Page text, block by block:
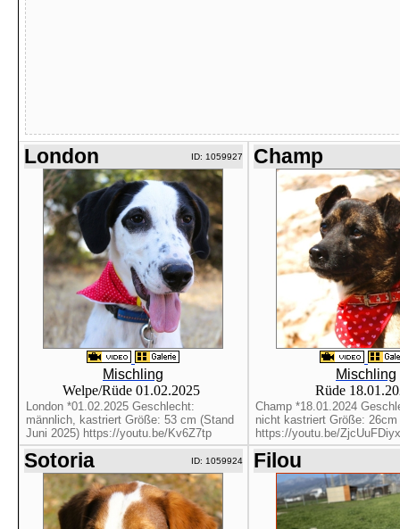
London ID: 1059927
Mischling
Welpe/Rüde 01.02.2025
London *01.02.2025 Geschlecht:
männlich, kastriert Größe: 53 cm (Stand
Juni 2025) https://youtu.be/Kv6Z7tp
Champ
Mischling
Rüde
Champ *18.01.2024
nicht kastriert Größe: 26cm
https://youtu.be/
Sotoria ID: 1059924 Filou